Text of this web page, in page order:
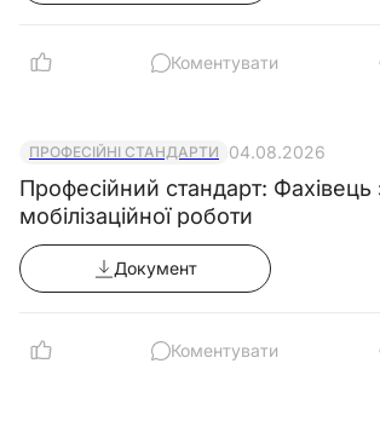
Коментувати
ПРОФЕСІЙНІ СТАНДАРТИ 04.08.2026
Професійний стандарт: Фахівець
мобілізаційної роботи
Документ
Коментувати